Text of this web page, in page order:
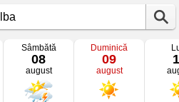
Sâmbătă
08
august
Duminică
09
august